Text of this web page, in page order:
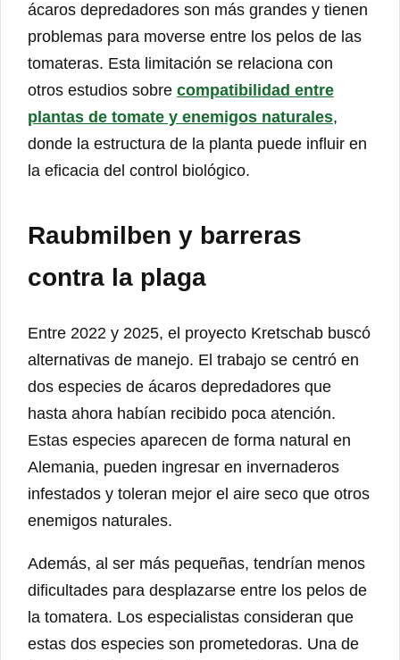
ácaros depredadores son más grandes y tienen
problemas para moverse entre los pelos de las
tomateras. Esta limitación se relaciona con
otros estudios sobre compatibilidad entre
plantas de tomate y enemigos naturales,
donde la estructura de la planta puede influir en
la eficacia del control biológico.
Raubmilben y barreras
contra la plaga
Entre 2022 y 2025, el proyecto Kretschab buscó
alternativas de manejo. El trabajo se centró en
dos especies de ácaros depredadores que
hasta ahora habían recibido poca atención.
Estas especies aparecen de forma natural en
Alemania, pueden ingresar en invernaderos
infestados y toleran mejor el aire seco que otros
enemigos naturales.
Además, al ser más pequeñas, tendrían menos
dificultades para desplazarse entre los pelos de
la tomatera. Los especialistas consideran que
estas dos especies son prometedoras. Una de